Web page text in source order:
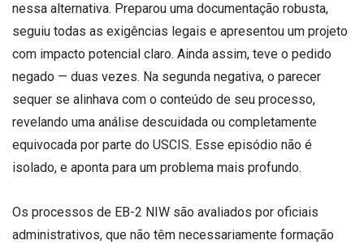
nessa alternativa. Preparou uma documentação robusta,
seguiu todas as exigências legais e apresentou um projeto
com impacto potencial claro. Ainda assim, teve o pedido
negado — duas vezes. Na segunda negativa, o parecer
sequer se alinhava com o conteúdo de seu processo,
revelando uma análise descuidada ou completamente
equivocada por parte do USCIS. Esse episódio não é
isolado, e aponta para um problema mais profundo.
Os processos de EB-2 NIW são avaliados por oficiais
administrativos, que não têm necessariamente formação